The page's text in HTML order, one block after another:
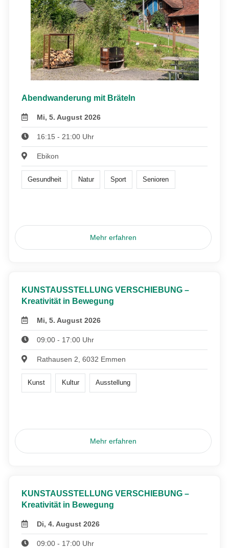
Abendwanderung mit Bräteln
Mi, 5. August 2026
16:15 - 21:00 Uhr
Ebikon
Gesundheit Natur Sport Senioren
Mehr erfahren
KUNSTAUSSTELLUNG VERSCHIEBUNG –
Kreativität in Bewegung
Mi, 5. August 2026
09:00 - 17:00 Uhr
Rathausen 2, 6032 Emmen
Kunst Kultur Ausstellung
Mehr erfahren
KUNSTAUSSTELLUNG VERSCHIEBUNG –
Kreativität in Bewegung
Di, 4. August 2026
09:00 - 17:00 Uhr